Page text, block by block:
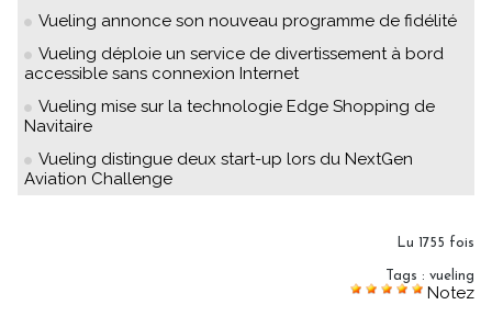
Vueling annonce son nouveau programme de fidélité
Vueling déploie un service de divertissement à bord
accessible sans connexion Internet
Vueling mise sur la technologie Edge Shopping de
Navitaire
Vueling distingue deux start-up lors du NextGen
Aviation Challenge
Lu 1755 fois
Tags : vueling
Notez